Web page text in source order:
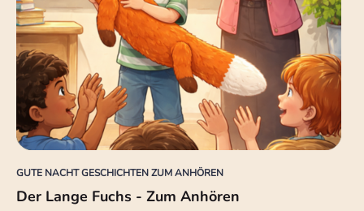
GUTE NACHT GESCHICHTEN ZUM ANHÖREN
Der Lange Fuchs - Zum Anhören